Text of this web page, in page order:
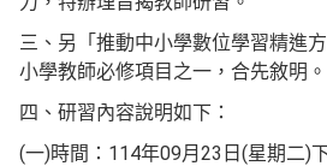
三、另「推動中小學數位學習精進
小學教師必修項目之一，合先敘明。
四、研習內容說明如下：
(一)時間：114年09月23日(星期二)